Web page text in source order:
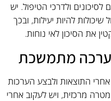
ולדרכי הטיפול. יש
להיות יעילות, ובכך
את הסיכון לאי נוחות.
מתמשכת
התוצאות ולבצע הערכות
מרכזית, ויש לעקוב אחרי